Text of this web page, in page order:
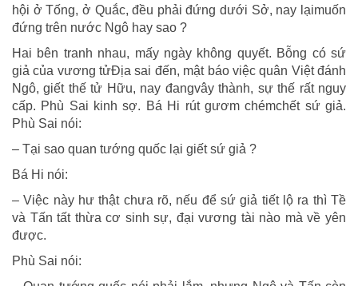
hội ở Tống, ở Quắc, đều phải đứng dưới Sở, nay lạimuốn
đứng trên nước Ngô hay sao ?
Hai bên tranh nhau, mấy ngày không quyết. Bỗng có sứ
giả của vương tửĐịa sai đến, mật báo việc quân Việt đánh
Ngô, giết thế tử Hữu, nay đangvây thành, sự thế rất nguy
cấp. Phù Sai kinh sợ. Bá Hi rút gươm chémchết sứ giả.
Phù Sai nói:
– Tại sao quan tướng quốc lại giết sứ giả ?
Bá Hi nói:
– Việc này hư thật chưa rõ, nếu để sứ giả tiết lộ ra thì Tề
và Tấn tất thừa cơ sinh sự, đại vương tài nào mà về yên
được.
Phù Sai nói: